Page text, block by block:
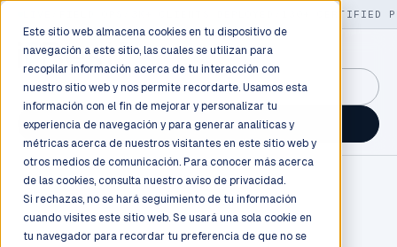
Este sitio web almacena cookies en tu dispositivo de
navegación a este sitio, las cuales se utilizan para
recopilar información acerca de tu interacción con
nuestro sitio web y nos permite recordarte. Usamos esta
información con el fin de mejorar y personalizar tu
experiencia de navegación y para generar analíticas y
métricas acerca de nuestros visitantes en este sitio web y
otros medios de comunicación. Para conocer más acerca
de las cookies, consulta nuestro aviso de privacidad.
Si rechazas, no se hará seguimiento de tu información
cuando visites este sitio web. Se usará una sola cookie en
tu navegador para recordar tu preferencia de que no se
130+ CERTIFIED
GuidancePlex →
Talk to an engineer →